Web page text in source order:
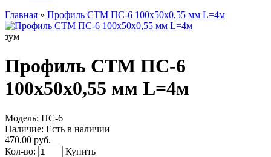
Главная » Профиль СТМ ПС-6 100х50х0,55 мм L=4м
зум
Профиль СТМ ПС-6
100х50х0,55 мм L=4м
Модель: ПС-6
Наличие: Есть в наличии
470.00 руб.
Кол-во:
Купить